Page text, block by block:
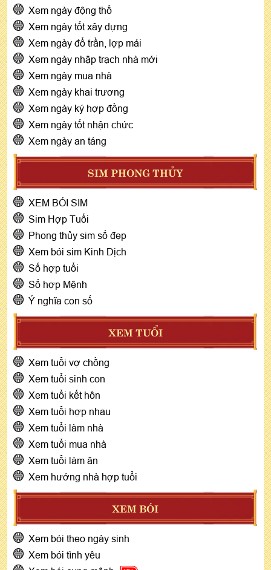
Xem ngày động thổ
Xem ngày tốt xây dựng
Xem ngày đổ trần, lợp mái
Xem ngày nhập trạch nhà mới
Xem ngày mua nhà
Xem ngày khai trương
Xem ngày ký hợp đồng
Xem ngày tốt nhận chức
Xem ngày an táng
SIM PHONG THỦY
XEM BÓI SIM
Sim Hợp Tuổi
Phong thủy sim số đẹp
Xem bói sim Kinh Dịch
Số hợp tuổi
Số hợp Mệnh
Ý nghĩa con số
XEM TUỔI
Xem tuổi vợ chồng
Xem tuổi sinh con
Xem tuổi kết hôn
Xem tuổi hợp nhau
Xem tuổi làm nhà
Xem tuổi mua nhà
Xem tuổi làm ăn
Xem hướng nhà hợp tuổi
XEM BÓI
Xem bói theo ngày sinh
Xem bói tình yêu